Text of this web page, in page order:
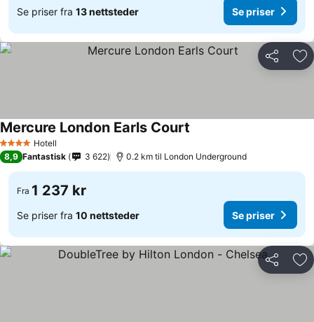
Se priser fra 13 nettsteder Se priser
Del
4 StjernerHotell
Mercure London Earls Court
8,9 Fantastisk 3 622 0.2 km til London Underground
Fra 1 237 kr
Se priser fra 10 nettsteder Se priser
Del